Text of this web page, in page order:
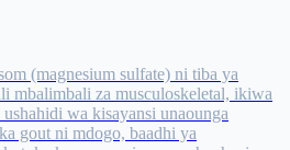
(magnesium sulfate) ni tiba ya
mbalimbali za musculoskeletal, ikiwa
wa kisayansi unaounga
gout ni mdogo, baadhi ya